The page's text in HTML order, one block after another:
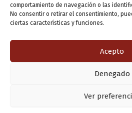
comportamiento de navegación o las
No consentir o retirar el consentimiento,
ciertas características y funciones.
Acepto
Denegado
Ver
El escritor Gustavo Martín
Manuel Navia imparten un
encuentro auspiciado por el
Copyright © 2026